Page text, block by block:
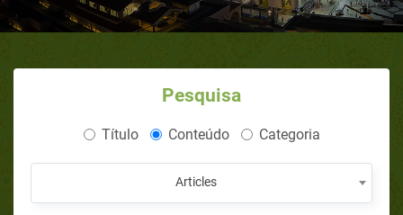
Pesquisa
Título Conteúdo Categoria
Articles